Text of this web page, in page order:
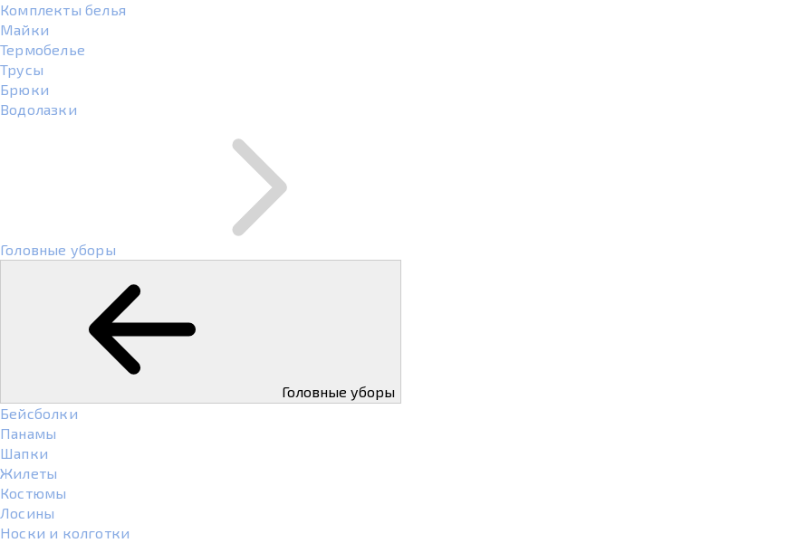
Комплекты белья
Майки
Термобелье
Трусы
Брюки
Водолазки
Головные уборы
Головные уборы
Бейсболки
Панамы
Шапки
Жилеты
Костюмы
Лосины
Носки и колготки